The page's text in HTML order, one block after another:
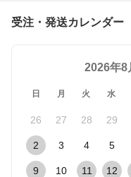
受注・発送カレンダー
2026年8
日 月 火 水
26 27 28 29
2 3 4 5
9 10 11 12